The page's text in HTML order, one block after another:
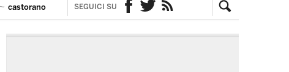
castorano SEGUICI SU